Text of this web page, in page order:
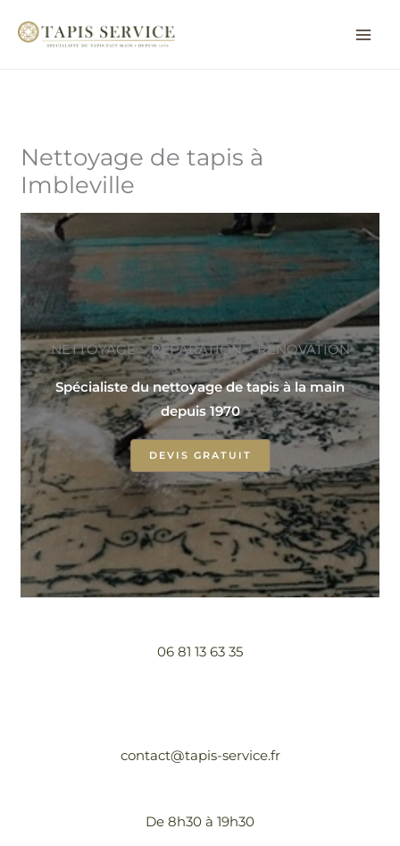
Nettoyage de tapis à
Imbleville
NETTOYAGE ~ RÉPARATION ~ RÉNOVATION
Spécialiste du nettoyage de tapis à la main
depuis 1970
DEVIS GRATUIT
06 81 13 63 35
contact@tapis-service.fr
De 8h30 à 19h30